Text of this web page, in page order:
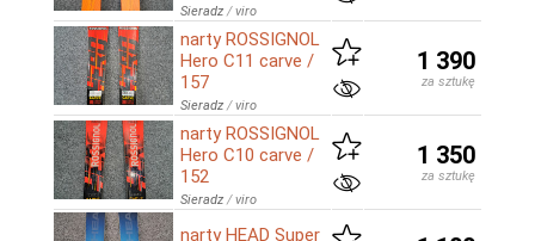
Sieradz /viro
narty ROSSIGNOL
Hero C11 carve /
157
Sieradz /viro
1 390
za sztukę
narty ROSSIGNOL
Hero C10 carve /
152
Sieradz /viro
1 350
za sztukę
narty HEAD Super